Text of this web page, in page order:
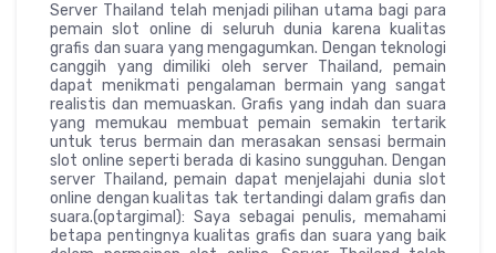
Server Thailand telah menjadi pilihan utama bagi para
pemain slot online di seluruh dunia karena kualitas
grafis dan suara yang mengagumkan. Dengan teknologi
canggih yang dimiliki oleh server Thailand, pemain
dapat menikmati pengalaman bermain yang sangat
realistis dan memuaskan. Grafis yang indah dan suara
yang memukau membuat pemain semakin tertarik
untuk terus bermain dan merasakan sensasi bermain
slot online seperti berada di kasino sungguhan. Dengan
server Thailand, pemain dapat menjelajahi dunia slot
online dengan kualitas tak tertandingi dalam grafis dan
suara.(optargimal): Saya sebagai penulis, memahami
betapa pentingnya kualitas grafis dan suara yang baik